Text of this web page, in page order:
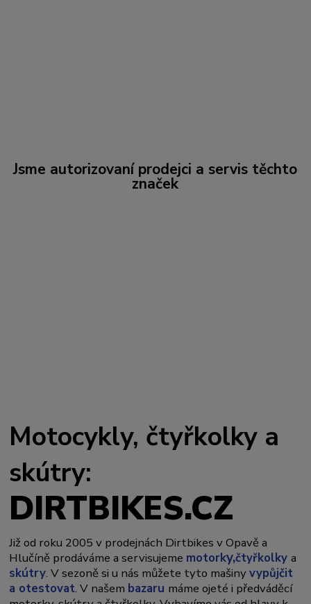
Jsme autorizovaní prodejci a servis těchto
značek
Motocykly, čtyřkolky a
skútry:
DIRTBIKES.CZ
Již od roku 2005 v prodejnách Dirtbikes v Opavě a
Hlučíně prodáváme a servisujeme motorky,čtyřkolkya
skútry. V sezoně si u nás můžete tyto mašinyvypůjčit
a otestovat. V našem bazaru máme ojeté i předváděcí